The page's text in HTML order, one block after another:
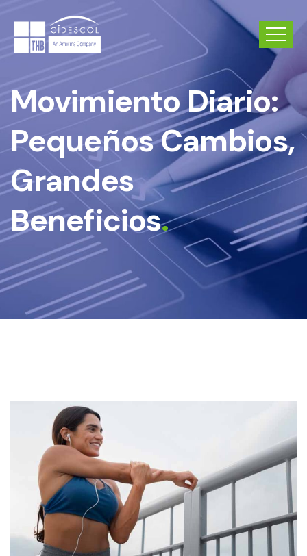
Movimiento Diario:
Pequeños Cambios,
Grandes
Beneficios.